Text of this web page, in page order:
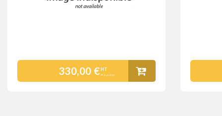
330,00 €HT
Prix public